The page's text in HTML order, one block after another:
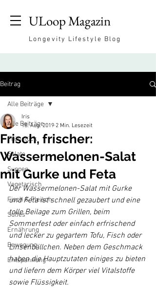
ULoop Magazin
Longevity Lifestyle Blog
Beitrag
Alle Beiträge
Frühstück
Salate
Suppen
Vegetarisch
Fisch & Fleisch
Süßes
Ernährung
Bewegung
Entspannung
Alle Beiträge
Frisch, frischer:
Wassermelonen-Salat
mit Gurke und Feta
Iris
18. Aug. 2019 2 Min. Lesezeit
Der Wassermelonen-Salat mit Gurke
und Feta ist schnell gezaubert und eine
tolle Beilage zum Grillen, beim
Sommerfest oder einfach erfrischend
und lecker zu gegartem Tofu, Fisch oder
Linsenbällchen. Neben dem Geschmack
haben die Hauptzutaten einiges zu bieten
und liefern dem Körper viel Vitalstoffe
sowie Flüssigkeit.